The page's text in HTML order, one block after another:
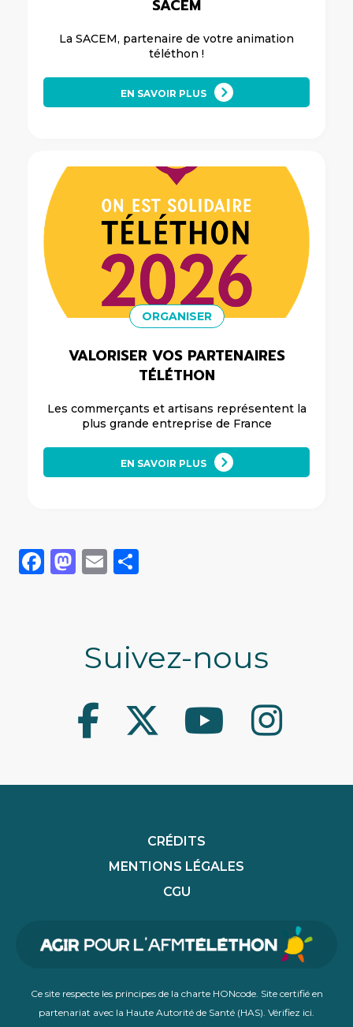
SACEM
La SACEM, partenaire de votre animation
téléthon !
EN SAVOIR PLUS
ORGANISER
VALORISER VOS PARTENAIRES
TÉLÉTHON
Les commerçants et artisans représentent la
plus grande entreprise de France
EN SAVOIR PLUS
Facebook
Mastodon
Email
Suivez-nous
CRÉDITS
MENTIONS LÉGALES
CGU
Ce site respecte les principes de la charte HONcode. Site certifié en
partenariat avec la Haute Autorité de Santé (HAS). Vérifiez ici.